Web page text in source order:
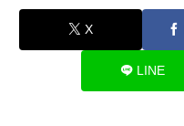
X
LINE